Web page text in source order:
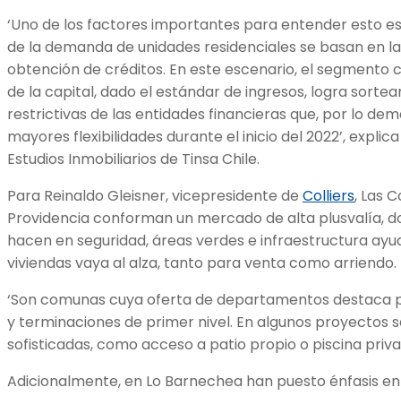
‘Uno de los factores importantes para entender esto
de la demanda de unidades residenciales se basan en
obtención de créditos. En este escenario, el segmento
de la capital, dado el estándar de ingresos, logra
restrictivas de las entidades financieras que, por lo
mayores flexibilidades durante el inicio del 2022’,
Estudios Inmobiliarios de Tinsa Chile.
Para Reinaldo Gleisner, vicepresidente de Colliers, Las
Providencia conforman un mercado de alta plusvalía,
hacen en seguridad, áreas verdes e infraestructura
viviendas vaya al alza, tanto para venta como arriendo.
‘Son comunas cuya oferta de departamentos destaca
y terminaciones de primer nivel. En algunos proyectos
sofisticadas, como acceso a patio propio o piscina
Adicionalmente, en Lo Barnechea han puesto énfasis